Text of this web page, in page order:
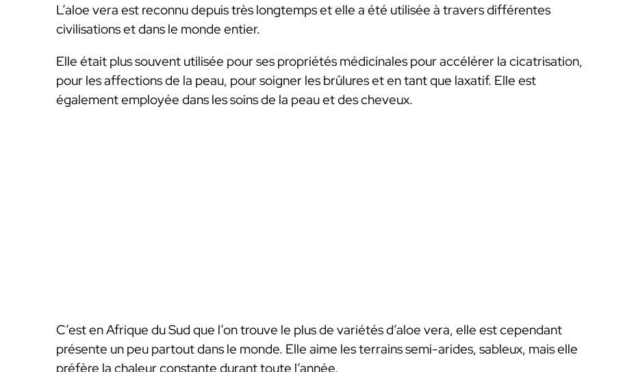
L’aloe vera est reconnu depuis très longtemps et elle a été utilisée à travers différentes
civilisations et dans le monde entier.
Elle était plus souvent utilisée pour ses propriétés médicinales pour accélérer la cicatrisation,
pour les affections de la peau, pour soigner les brûlures et en tant que laxatif. Elle est
également employée dans les soins de la peau et des cheveux.
C’est en Afrique du Sud que l’on trouve le plus de variétés d’aloe vera, elle est cependant
présente un peu partout dans le monde. Elle aime les terrains semi-arides, sableux, mais elle
préfère la chaleur constante durant toute l’année.